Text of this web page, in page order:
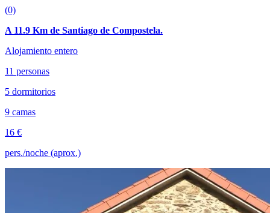
(0)
A 11.9 Km de Santiago de Compostela.
Alojamiento entero
11 personas
5 dormitorios
9 camas
16 €
pers./noche (aprox.)